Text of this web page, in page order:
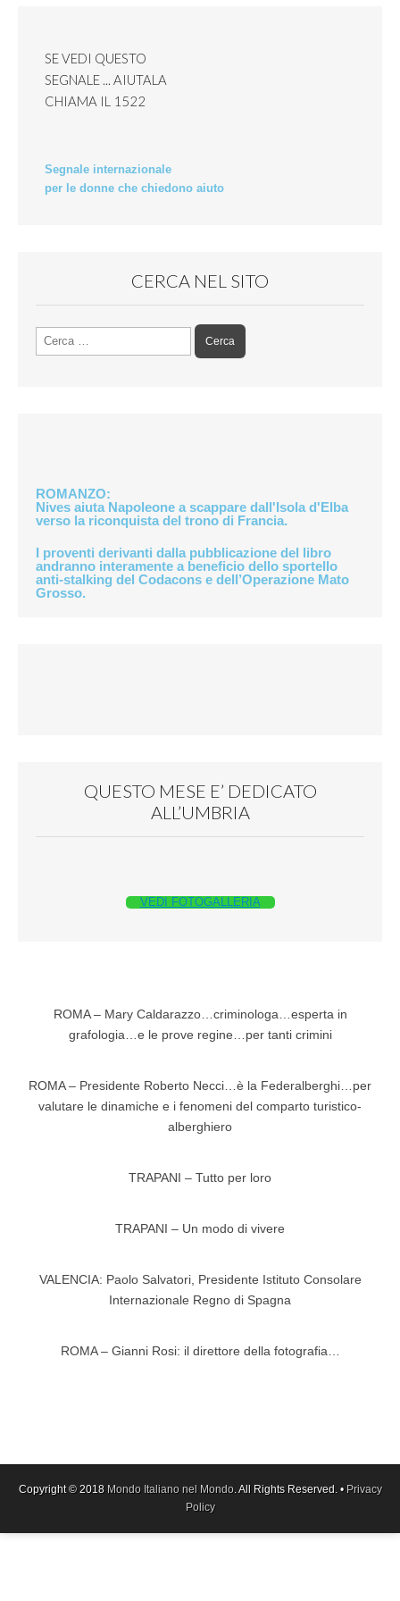
SE VEDI QUESTO
SEGNALE ... AIUTALA
CHIAMA IL 1522
Segnale internazionale
per le donne che chiedono aiuto
CERCA NEL SITO
ROMANZO:
Nives aiuta Napoleone a scappare dall'Isola d'Elba
verso la riconquista del trono di Francia.
I proventi derivanti dalla pubblicazione del libro
andranno interamente a beneficio dello sportello
anti-stalking del Codacons e dell’Operazione Mato
Grosso.
QUESTO MESE E’ DEDICATO
ALL’UMBRIA
VEDI FOTOGALLERIA
ROMA – Mary Caldarazzo…criminologa…esperta in
grafologia…e le prove regine…per tanti crimini
ROMA – Presidente Roberto Necci…è la Federalberghi…per
valutare le dinamiche e i fenomeni del comparto turistico-
alberghiero
TRAPANI – Tutto per loro
TRAPANI – Un modo di vivere
VALENCIA: Paolo Salvatori, Presidente Istituto Consolare
Internazionale Regno di Spagna
ROMA – Gianni Rosi: il direttore della fotografia…
Copyright © 2018 Mondo Italiano nel Mondo. All Rights Reserved. • Privacy
Policy